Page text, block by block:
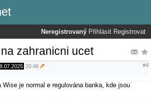
Neregistrovaný Přihlásit Registrovat
zahranicni ucet
20:48 #4
Wise je normal e regulována banka, kde jsou